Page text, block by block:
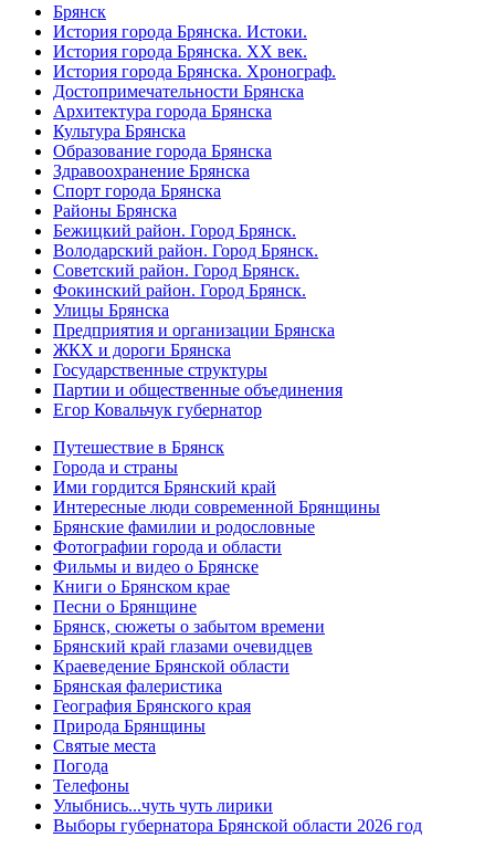
Брянск
История города Брянска. Истоки.
История города Брянска. XX век.
История города Брянска. Хронограф.
Достопримечательности Брянска
Архитектура города Брянска
Культура Брянска
Образование города Брянска
Здравоохранение Брянска
Спорт города Брянска
Районы Брянска
Бежицкий район. Город Брянск.
Володарский район. Город Брянск.
Советский район. Город Брянск.
Фокинский район. Город Брянск.
Улицы Брянска
Предприятия и организации Брянска
ЖКХ и дороги Брянска
Государственные структуры
Партии и общественные объединения
Егор Ковальчук губернатор
Путешествие в Брянск
Города и страны
Ими гордится Брянский край
Интересные люди современной Брянщины
Брянские фамилии и родословные
Фотографии города и области
Фильмы и видео о Брянске
Книги о Брянском крае
Песни о Брянщине
Брянск, сюжеты о забытом времени
Брянский край глазами очевидцев
Краеведение Брянской области
Брянская фалеристика
География Брянского края
Природа Брянщины
Святые места
Погода
Телефоны
Улыбнись...чуть чуть лирики
Выборы губернатора Брянской области 2026 год